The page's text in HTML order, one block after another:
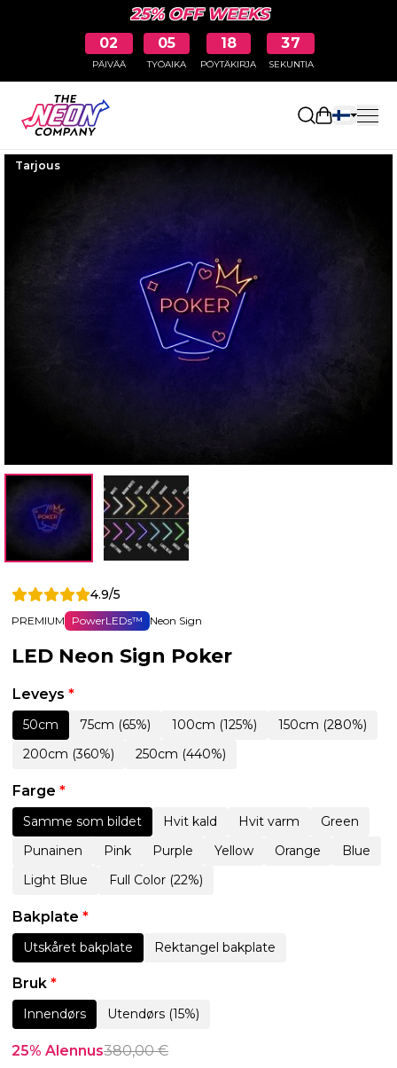
25% OFF WEEKS
02
PÄIVÄÄ
05
TYÖAIKA
18
PÖYTÄKIRJA
36
SEKUNTIA
Avaa
Tarjous
4.9/5
PREMIUM PowerLEDs™ Neon Sign
LED Neon Sign Poker
Leveys *
50cm 75cm (65%) 100cm (125%)
150cm (280%)
200cm (360%)
250cm (440%)
Farge *
Samme som bildet Hvit kald Hvit varm
Green
Punainen
Pink Purple Yellow Orange
Blue
Light Blue
Full Color (22%)
Bakplate *
Utskåret bakplate Rektangel bakplate
Bruk *
Innendørs Utendørs (15%)
25% Alennus380,00€